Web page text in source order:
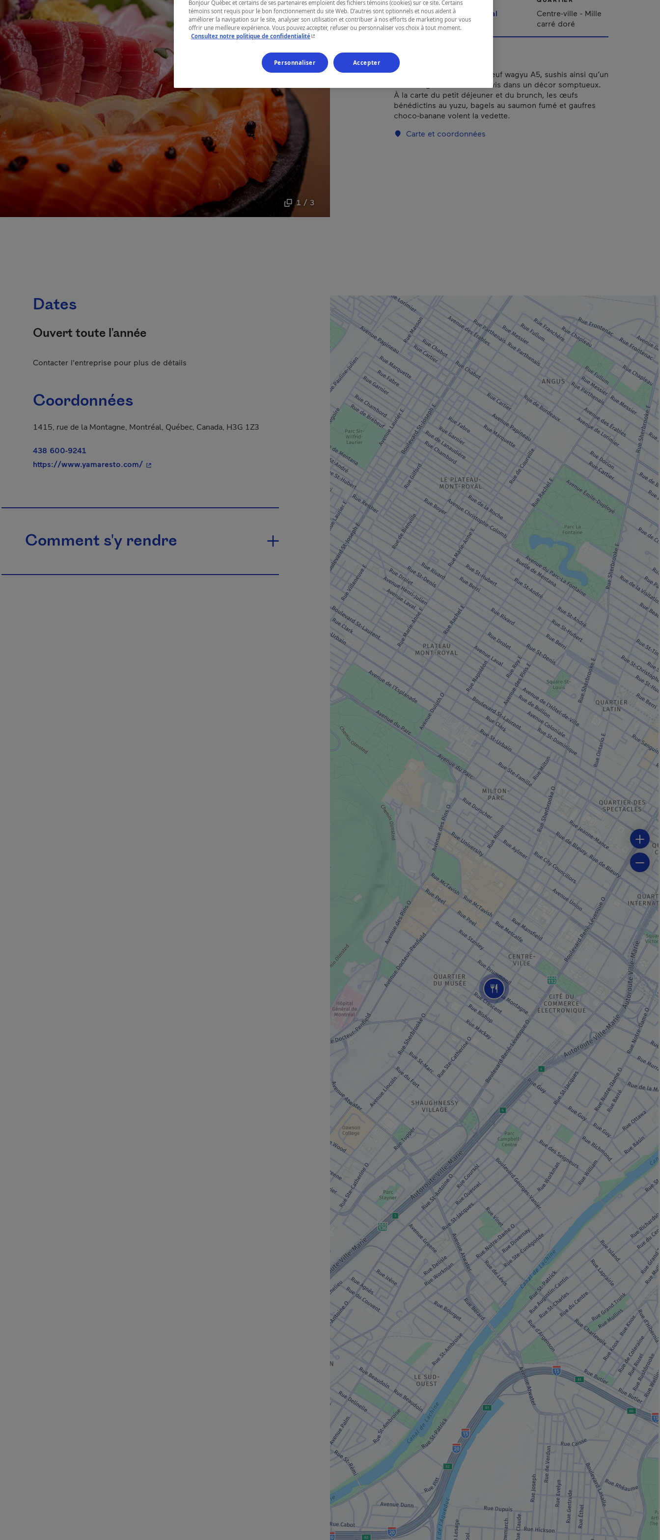
1 / 3
Montréal Montréal
Centre-ville - Mille
carré doré
Morue noire, pétoncles, bœuf wagyu A5, sushis ainsi qu’un
menu dégustation sont servis dans un décor somptueux.
À la carte du petit déjeuner et du brunch, les œufs
bénédictins au yuzu, bagels au saumon fumé et gaufres
choco-banane volent la vedette.
Carte et coordonnées
Dates
Ouvert toute l'année
Contacter l'entreprise pour plus de détails
Coordonnées
1415, rue de la Montagne, Montréal, Québec, Canada, H3G 1Z3
438 600-9241
https://www.yamaresto.com/- Cet hyperlien s'ouvrira dans une nouvelle fenêtre.
Comment s'y rendre
Bonjour Québec et certains de ses partenaires emploient des fichiers témoins (cookies) sur ce site. Certains
témoins sont requis pour le bon fonctionnement du site Web. D’autres sont optionnels et nous aident à
améliorer la navigation sur le site, analyser son utilisation et contribuer à nos efforts de marketing pour vous
offrir une meilleure expérience. Vous pouvez accepter, refuser ou personnaliser vos choix à tout moment.
Consultez notre politique de confidentialité- Cet hyperlien s'ouvrira dans une nouvelle fenêtre.
Personnaliser Accepter